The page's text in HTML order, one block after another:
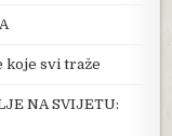
koje svi traže
NA SVIJETU: